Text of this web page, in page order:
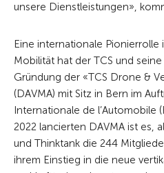
unsere Dienstleistungen»,
Eine internationale
Mobilität hat der TCS und
Gründung der «TCS Drone &
(DAVMA) mit Sitz in Bern im
Internationale de l’Automobile
2022 lancierten DAVMA ist es,
und Thinktank die 244
ihrem Einstieg in die neue